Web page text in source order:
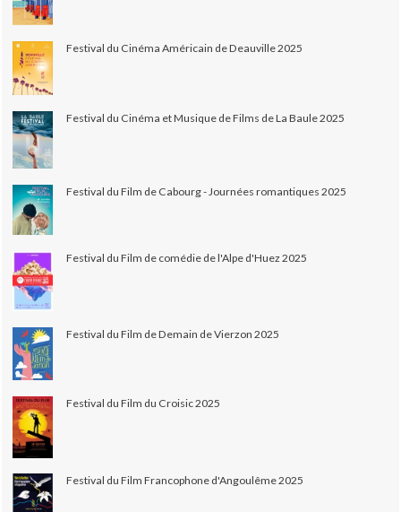
Festival du Cinéma Américain de Deauville 2025
Festival du Cinéma et Musique de Films de La Baule 2025
Festival du Film de Cabourg - Journées romantiques 2025
Festival du Film de comédie de l'Alpe d'Huez 2025
Festival du Film de Demain de Vierzon 2025
Festival du Film du Croisic 2025
Festival du Film Francophone d'Angoulême 2025